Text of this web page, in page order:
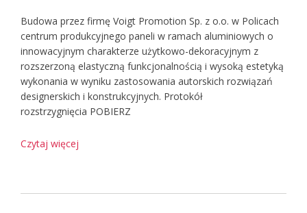
Budowa przez firmę Voigt Promotion Sp. z o.o. w Policach
centrum produkcyjnego paneli w ramach aluminiowych o
innowacyjnym charakterze użytkowo-dekoracyjnym z
rozszerzoną elastyczną funkcjonalnością i wysoką estetyką
wykonania w wyniku zastosowania autorskich rozwiązań
designerskich i konstrukcyjnych. Protokół
rozstrzygnięcia POBIERZ
Czytaj więcej